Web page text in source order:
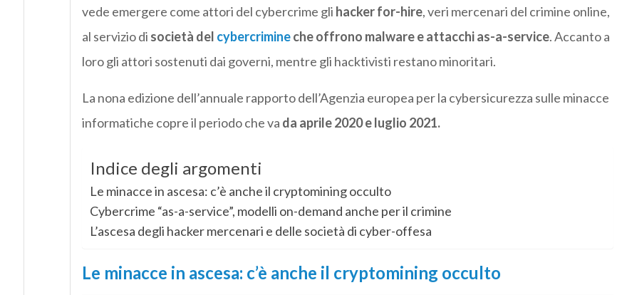
vede emergere come attori del cybercrime gli hacker for-hire, veri mercenari del crimine online,
al servizio di società del cybercrimineche offrono malware e attacchi as-a-service. Accanto a
loro gli attori sostenuti dai governi, mentre gli hacktivisti restano minoritari.
La nona edizione dell’annuale rapporto dell’Agenzia europea per la cybersicurezza sulle minacce
informatiche copre il periodo che va da aprile 2020 e luglio 2021.
Indice degli argomenti
Le minacce in ascesa: c’è anche il cryptomining occulto
Cybercrime “as-a-service”, modelli on-demand anche per il crimine
L’ascesa degli hacker mercenari e delle società di cyber-offesa
Le minacce in ascesa: c’è anche il cryptomining occulto